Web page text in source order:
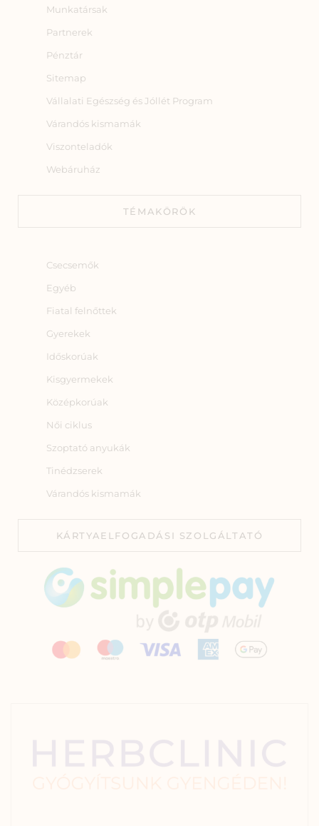
Munkatársak
Partnerek
Pénztár
Sitemap
Vállalati Egészség és Jóllét Program
Várandós kismamák
Viszonteladók
Webáruház
TÉMAKÖRÖK
Csecsemők
Egyéb
Fiatal felnőttek
Gyerekek
Időskorúak
Kisgyermekek
Középkorúak
Női ciklus
Szoptató anyukák
Tinédzserek
Várandós kismamák
KÁRTYAELFOGADÁSI SZOLGÁLTATÓ